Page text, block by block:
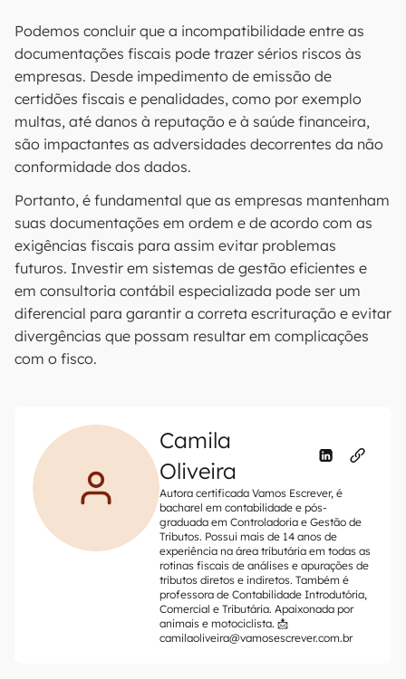
Podemos concluir que a incompatibilidade entre as
documentações fiscais pode trazer sérios riscos às
empresas. Desde impedimento de emissão de
certidões fiscais e penalidades, como por exemplo
multas, até danos à reputação e à saúde financeira,
são impactantes as adversidades decorrentes da não
conformidade dos dados.
Portanto, é fundamental que as empresas mantenham
suas documentações em ordem e de acordo com as
exigências fiscais para assim evitar problemas
futuros. Investir em sistemas de gestão eficientes e
em consultoria contábil especializada pode ser um
diferencial para garantir a correta escrituração e evitar
divergências que possam resultar em complicações
com o fisco.
Camila
Oliveira
Autora certificada Vamos Escrever, é
bacharel em contabilidade e pós-
graduada em Controladoria e Gestão de
Tributos. Possui mais de 14 anos de
experiência na área tributária em todas as
rotinas fiscais de análises e apurações de
tributos diretos e indiretos. Também é
professora de Contabilidade Introdutória,
Comercial e Tributária. Apaixonada por
animais e motociclista. 📩
camilaoliveira@vamosescrever.com.br